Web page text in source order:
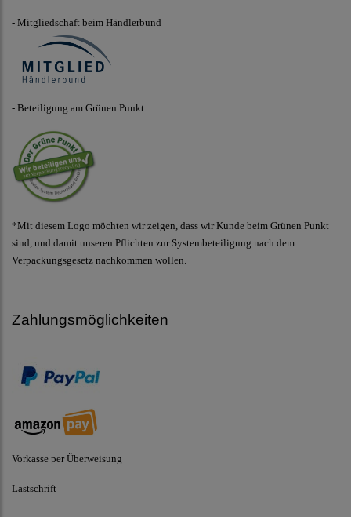
- Mitgliedschaft beim Händlerbund
- Beteiligung am Grünen Punkt:
*Mit diesem Logo möchten wir zeigen, dass wir Kunde beim Grünen Punkt
sind, und damit unseren Pflichten zur Systembeteiligung nach dem
Verpackungsgesetz nachkommen wollen.
Zahlungsmöglichkeiten
Vorkasse per Überweisung
Lastschrift